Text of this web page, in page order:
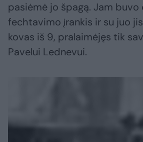
pasiėmė jo špagą. Jam buvo
fechtavimo įrankis ir su juo
kovas iš 9, pralaimėjęs tik
Pavelui Lednevui.